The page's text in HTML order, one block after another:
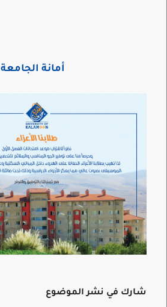
أمانة الجامعة
شارك في نشر الموضوع